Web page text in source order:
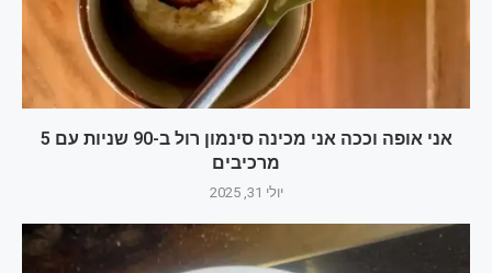
אני אופה וככה אני מכינה סינמון רול ב-90 שניות עם 5
מרכיבים
יולי 31, 2025